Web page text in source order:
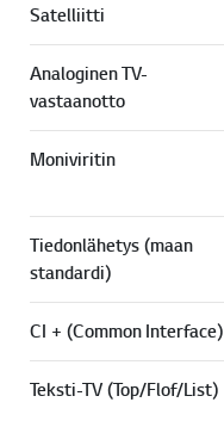
Satelliitti
Analoginen TV-
vastaanotto
Moniviritin
Tiedonlähetys (maan
standardi)
CI + (Common Interface)
Teksti-TV (Top/Flof/List)